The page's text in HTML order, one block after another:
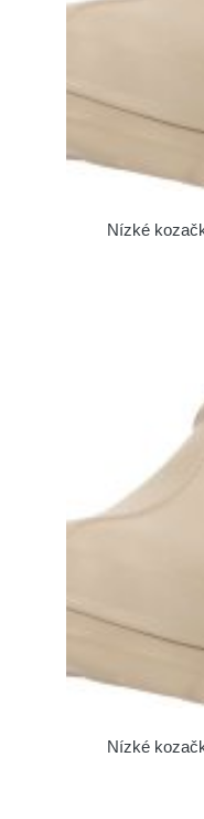
Nízké
Nízké